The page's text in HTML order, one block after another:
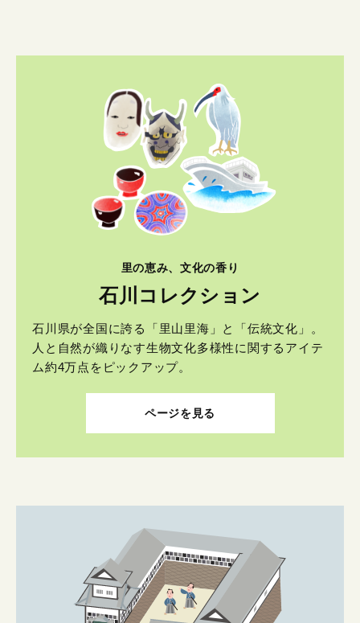
里の恵み、文化の香り
石川コレクション
石川県が全国に誇る「里山里海」と「伝統文化」。
人と自然が織りなす生物文化多様性に関するアイテ
ム約4万点をピックアップ。
ページを見る